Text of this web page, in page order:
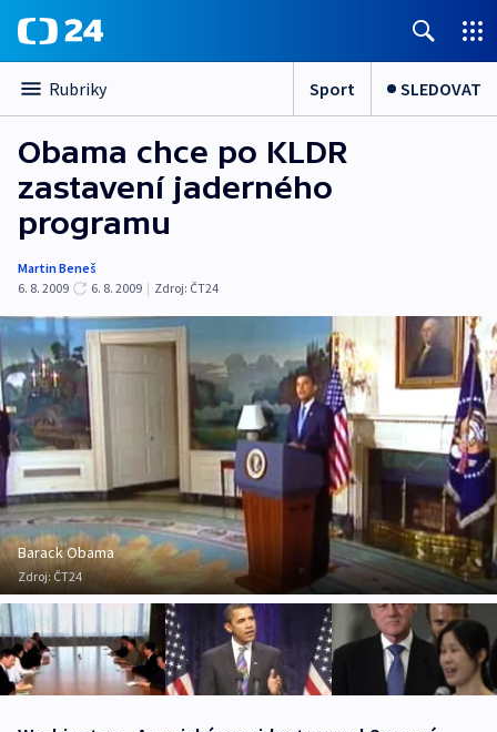
Rubriky Sport SLEDOVAT
Obama chce po KLDR
zastavení jaderného
programu
Martin Beneš
6. 8. 2009
6. 8. 2009 | Zdroj: ČT24
Barack Obama
Zdroj: ČT24